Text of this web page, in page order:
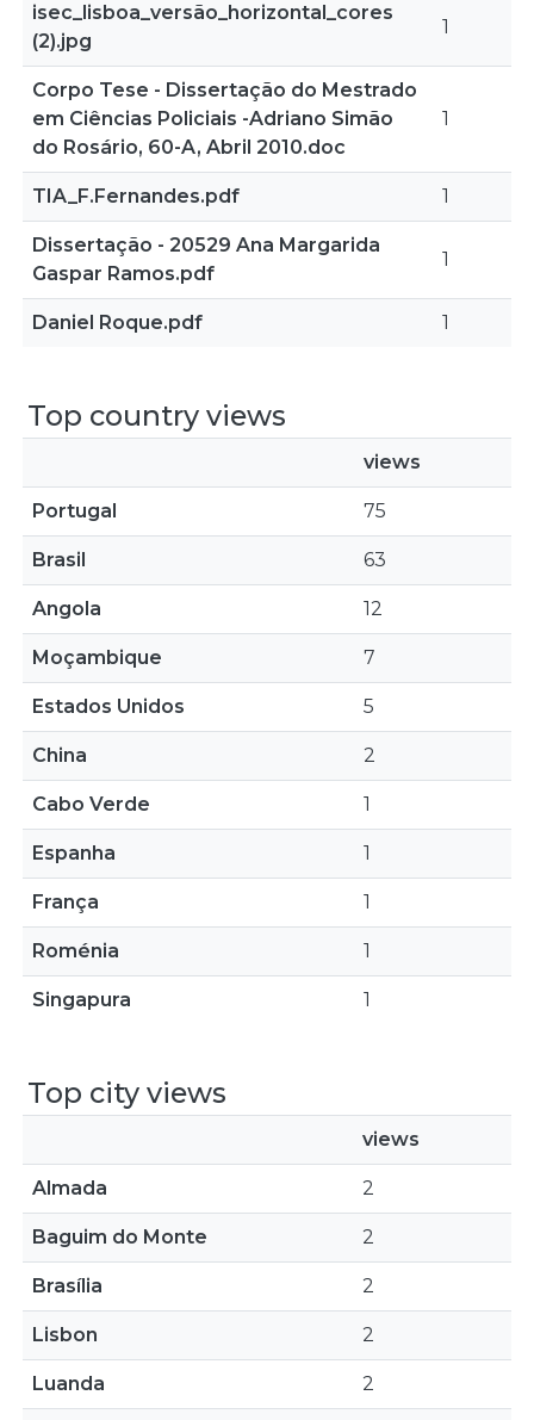
isec_lisboa_versão_horizontal_cores
(2).jpg
1
Corpo Tese - Dissertação do Mestrado
em Ciências Policiais -Adriano Simão
do Rosário, 60-A, Abril 2010.doc
1
TIA_F.Fernandes.pdf 1
Dissertação - 20529 Ana Margarida
Gaspar Ramos.pdf
1
Daniel Roque.pdf 1
Top country views
views
Portugal 75
Brasil 63
Angola 12
Moçambique 7
Estados Unidos 5
China 2
Cabo Verde 1
Espanha 1
França 1
Roménia 1
Singapura 1
Top city views
views
Almada 2
Baguim do Monte 2
Brasília 2
Lisbon 2
Luanda 2